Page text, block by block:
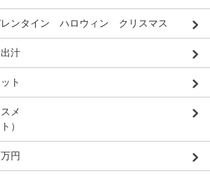
レンタイン ハロウィン クリスマス
汁
ト
メ
）
円